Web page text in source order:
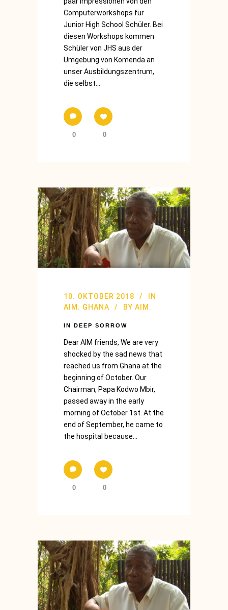
Computerworkshops für
Junior High School Schüler. Bei
diesen Workshops kommen
Schüler von JHS aus der
Umgebung von Komenda an
unser Ausbildungszentrum,
die selbst...
0 0
10. OKTOBER 2018
IN
AIM. GHANA
BY AIM.
IN DEEP SORROW
Dear AIM friends, We are very
shocked by the sad news that
reached us from Ghana at the
beginning of October. Our
Chairman, Papa Kodwo Mbir,
passed away in the early
morning of October 1st. At the
end of September, he came to
the hospital because...
0 0